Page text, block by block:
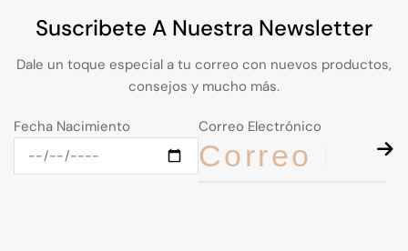
Suscribete A Nuestra Newsletter
Dale un toque especial a tu correo con nuevos productos,
consejos y mucho más.
Fecha Nacimiento Correo Electrónico